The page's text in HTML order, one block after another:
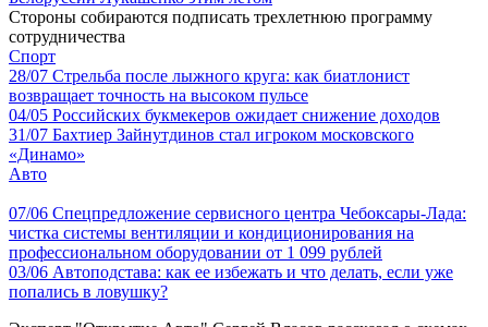
Стороны собираются подписать трехлетнюю программу
сотрудничества
Спорт
28/07 Стрельба после лыжного круга: как биатлонист
возвращает точность на высоком пульсе
04/05 Российских букмекеров ожидает снижение доходов
31/07 Бахтиер Зайнутдинов стал игроком московского
«Динамо»
Авто
07/06 Спецпредложение сервисного центра Чебоксары-Лада:
чистка системы вентиляции и кондиционирования на
профессиональном оборудовании от 1 099 рублей
03/06 Автоподстава: как ее избежать и что делать, если уже
попались в ловушку?